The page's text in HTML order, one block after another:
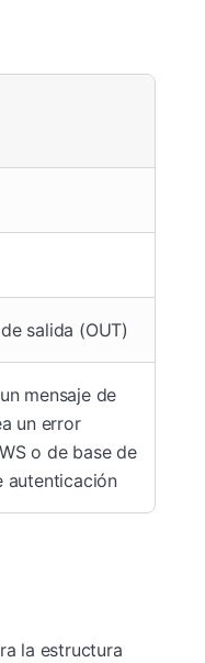
salida (OUT)
mensaje de
un error
o de base de
autenticación
la estructura